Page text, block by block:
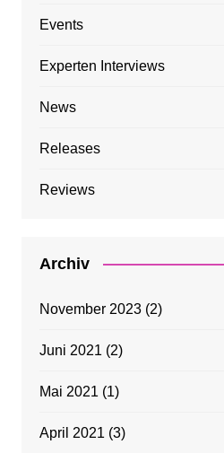
Events
Experten Interviews
News
Releases
Reviews
Archiv
November 2023(2)
Juni 2021 (2)
Mai 2021 (1)
April 2021 (3)